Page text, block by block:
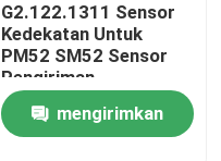
G2.122.1311 Sensor
Kedekatan Untuk
PM52 SM52 Sensor
Pengiriman
Penggantian
Baja/Material Plastik
OMRON-E2Ex5ME1
mengirimkan